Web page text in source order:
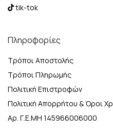
tik-tok
Πληροφορίες
Τρόποι Αποστολής
Τρόποι Πληρωμής
Πολιτική Επιστροφών
Πολιτική Απορρήτου & Όροι
Αρ. Γ.Ε.ΜΗ 145966006000